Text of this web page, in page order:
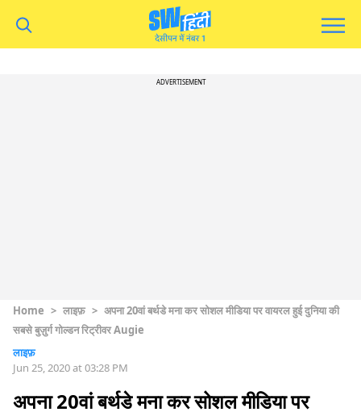
ADVERTISEMENT
Home > लाइफ़ > अपना 20वां बर्थडे मना कर सोशल मीडिया पर वायरल हुई दुनिया की
सबसे बुज़ुर्ग गोल्डन रिट्रीवर Augie
लाइफ़
Jun 25, 2020 at 03:28 PM
अपना 20वां बर्थडे मना कर सोशल मीडिया पर